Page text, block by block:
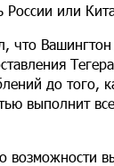
России или
что
до того,
выполнит
возможности